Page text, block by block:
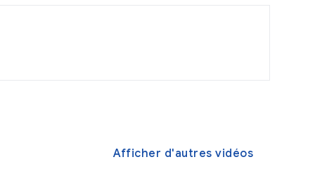
Afficher d'autres vidéos